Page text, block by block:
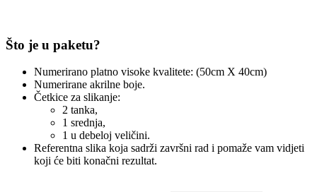
Što je u paketu?
Numerirano platno visoke kvalitete: (50cm X 40cm)
Numerirane akrilne boje.
Četkice za slikanje:
2 tanka,
1 srednja,
1 u debeloj veličini.
Referentna slika koja sadrži završni rad i pomaže vam vidjeti
koji će biti konačni rezultat.